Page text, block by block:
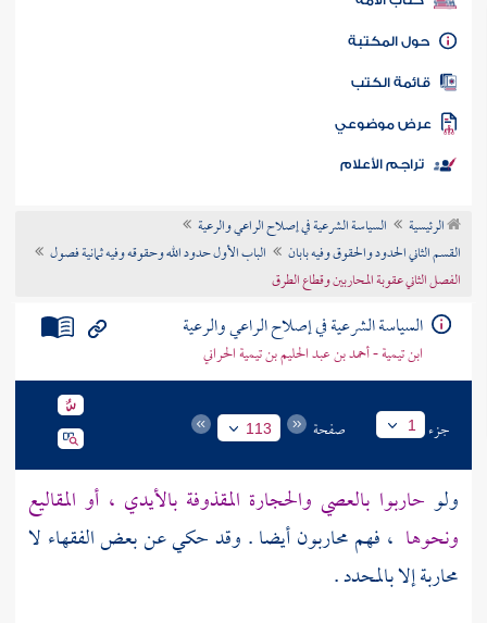
كتاب الأمة
المكتبة
الكتب
موضوعي
تراجم الأعلام
الرئيسية
السياسة الشرعية في إصلاح الراعي والرعية
القسم الثاني الحدود والحقوق وفيه بابان
الباب الأول حدود الله وحقوقه وفيه ثمانية فصول
الفصل الثاني عقوبة المحاربين وقطاع الطرق
السياسة الشرعية في إصلاح الراعي والرعية
ابن تيمية - أحمد بن عبد الحليم بن تيمية الحراني
جزء 1 صفحة 113
ولو حاربوا بالعصي والحجارة المقذوفة بالأيدي ، أو المقاليع
ونحوها ، فهم محاربون أيضا . وقد حكي عن بعض الفقهاء لا
محاربة إلا بالمحدد .